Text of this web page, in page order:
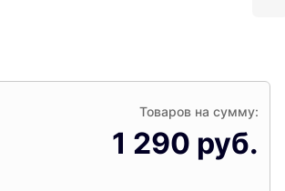
Товаров на сумму:
1 290 руб.